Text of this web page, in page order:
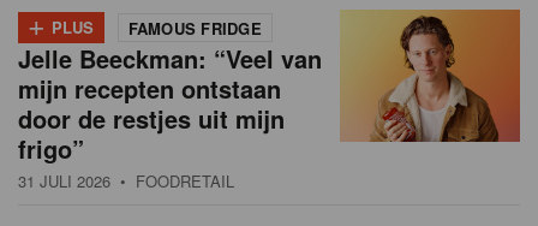
+ PLUS FAMOUS FRIDGE
Jelle Beeckman: “Veel van
mijn recepten ontstaan
door de restjes uit mijn
frigo”
31 JULI 2026 • FOODRETAIL